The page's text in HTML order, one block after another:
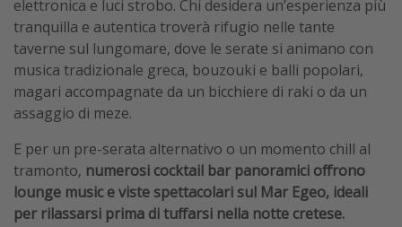
elettronica e luci strobo. Chi desidera un’esperienza più
tranquilla e autentica troverà rifugio nelle tante
taverne sul lungomare, dove le serate si animano con
musica tradizionale greca, bouzouki e balli popolari,
magari accompagnate da un bicchiere di raki o da un
assaggio di meze.
E per un pre-serata alternativo o un momento chill al
tramonto, numerosi cocktail bar panoramici offrono
lounge music e viste spettacolari sul Mar Egeo, ideali
per rilassarsi prima di tuffarsi nella notte cretese.